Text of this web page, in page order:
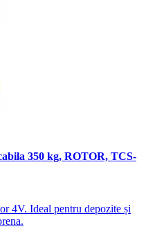
350 kg, ROTOR, TCS-
4V. Ideal pentru depozite și